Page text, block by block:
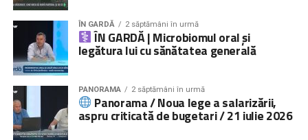
ÎN GARDĂ 2 săptămâni în urmă
ÎN GARDĂ | Microbiomul oral și
legătura lui cu sănătatea generală
PANORAMA 2 săptămâni în urmă
Panorama / Noua lege a salarizării,
aspru criticată de bugetari / 21 iulie 2026